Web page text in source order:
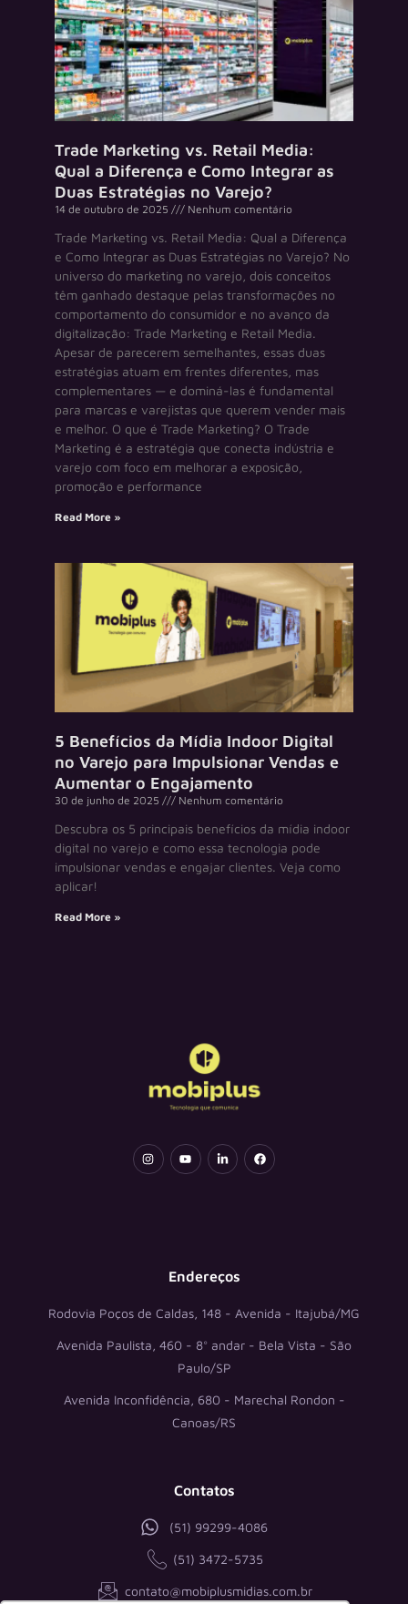
Trade Marketing vs. Retail Media:
Qual a Diferença e Como Integrar as
Duas Estratégias no Varejo?
14 de outubro de 2025 Nenhum comentário
Trade Marketing vs. Retail Media: Qual a Diferença
e Como Integrar as Duas Estratégias no Varejo? No
universo do marketing no varejo, dois conceitos
têm ganhado destaque pelas transformações no
comportamento do consumidor e no avanço da
digitalização: Trade Marketing e Retail Media.
Apesar de parecerem semelhantes, essas duas
estratégias atuam em frentes diferentes, mas
complementares — e dominá-las é fundamental
para marcas e varejistas que querem vender mais
e melhor. O que é Trade Marketing? O Trade
Marketing é a estratégia que conecta indústria e
varejo com foco em melhorar a exposição,
promoção e performance
Read More »
5 Benefícios da Mídia Indoor Digital
no Varejo para Impulsionar Vendas e
Aumentar o Engajamento
30 de junho de 2025 Nenhum comentário
Descubra os 5 principais benefícios da mídia indoor
digital no varejo e como essa tecnologia pode
impulsionar vendas e engajar clientes. Veja como
aplicar!
Read More »
I
n
s
Y
o
u
L
i
n
F
a
c
Endereços
Rodovia Poços de Caldas, 148 - Avenida - Itajubá/MG
Avenida Paulista, 460 - 8° andar - Bela Vista - São
Paulo/SP
Avenida Inconfidência, 680 - Marechal Rondon -
Canoas/RS
Contatos
(51) 99299-4086
(51) 3472-5735
contato@mobiplusmidias.com.br